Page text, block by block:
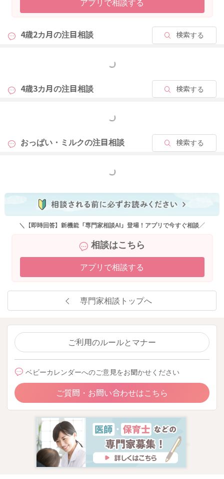
アプリで相談する
4歳2カ月の注目相談 検索する
もっと見る
4歳3カ月の注目相談 検索する
もっと見る
おっぱい・ミルクの注目相談 検索する
もっと見る
＼【即時回答】新機能「専門家相談AI」登場！アプリで今すぐ相談／
相談はこちら
アプリで相談する
専門家相談トップへ
ご利用のルールとマナー
ベビーカレンダーへのご意見をお聞かせください
ご質問・お問い合わせはこちら